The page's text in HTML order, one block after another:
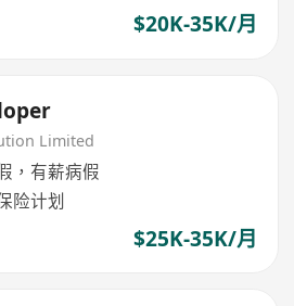
$20K-35K/月
Limited
，有薪病假
险计划
$25K-35K/月